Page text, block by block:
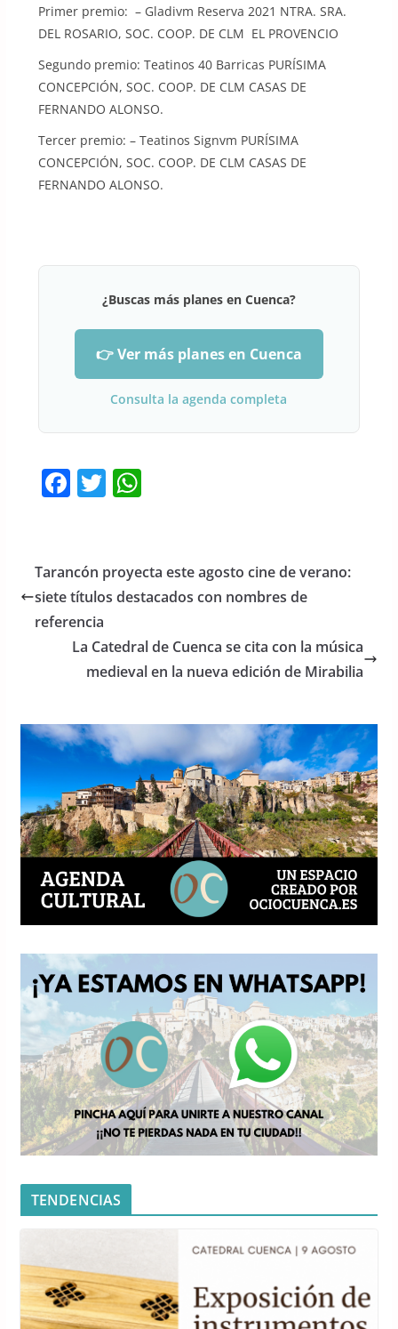
Primer premio: – Gladivm Reserva 2021 NTRA. SRA.
DEL ROSARIO, SOC. COOP. DE CLM EL PROVENCIO
Segundo premio: Teatinos 40 Barricas PURÍSIMA
CONCEPCIÓN, SOC. COOP. DE CLM CASAS DE
FERNANDO ALONSO.
Tercer premio: – Teatinos Signvm PURÍSIMA
CONCEPCIÓN, SOC. COOP. DE CLM CASAS DE
FERNANDO ALONSO.
¿Buscas más planes en Cuenca?
👉 Ver más planes en Cuenca
Consulta la agenda completa
F
e
b
o
o
T
er
W
s
A
p
Tarancón proyecta este agosto cine de verano:
siete títulos destacados con nombres de
referencia
La Catedral de Cuenca se cita con la música
medieval en la nueva edición de Mirabilia
TENDENCIAS